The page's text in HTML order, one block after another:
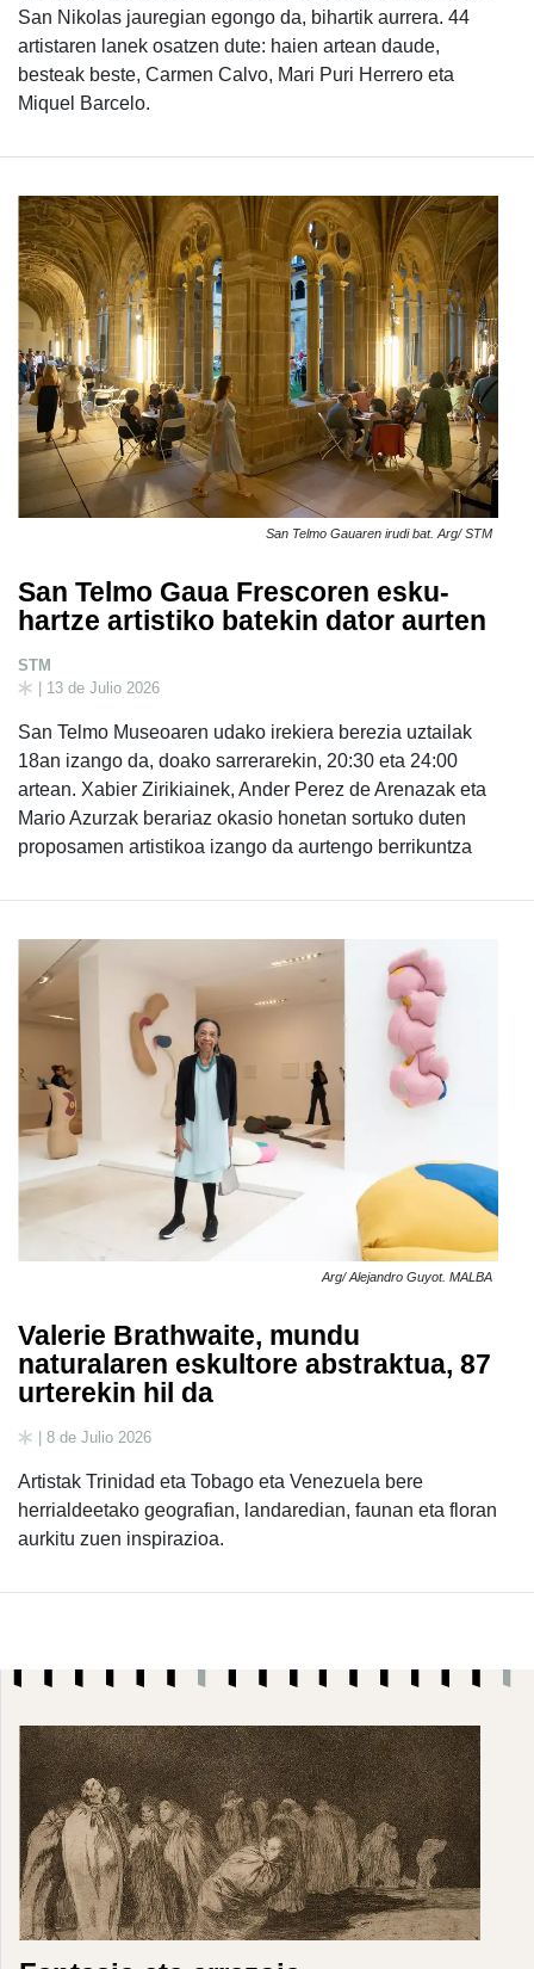
San Nikolas jauregian egongo da, bihartik aurrera. 44
artistaren lanek osatzen dute: haien artean daude,
besteak beste, Carmen Calvo, Mari Puri Herrero eta
Miquel Barcelo.
San Telmo Gauaren irudi bat. Arg/ STM
San Telmo Gaua Frescoren esku-
hartze artistiko batekin dator aurten
STM
| 13 de Julio 2026
San Telmo Museoaren udako irekiera berezia uztailak
18an izango da, doako sarrerarekin, 20:30 eta 24:00
artean. Xabier Zirikiainek, Ander Perez de Arenazak eta
Mario Azurzak berariaz okasio honetan sortuko duten
proposamen artistikoa izango da aurtengo berrikuntza
Arg/ Alejandro Guyot. MALBA
Valerie Brathwaite, mundu
naturalaren eskultore abstraktua, 87
urterekin hil da
| 8 de Julio 2026
Artistak Trinidad eta Tobago eta Venezuela bere
herrialdeetako geografian, landaredian, faunan eta floran
aurkitu zuen inspirazioa.